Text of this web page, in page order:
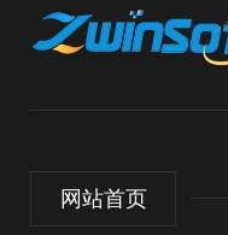
网站首页